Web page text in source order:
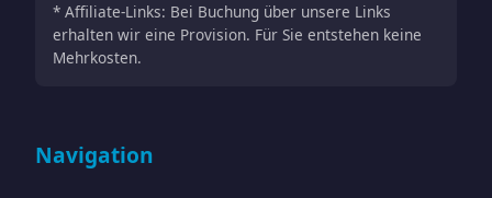
* Affiliate-Links: Bei Buchung über unsere Links
erhalten wir eine Provision. Für Sie entstehen keine
Mehrkosten.
Navigation